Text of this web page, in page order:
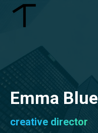
Emma Blue
creative director